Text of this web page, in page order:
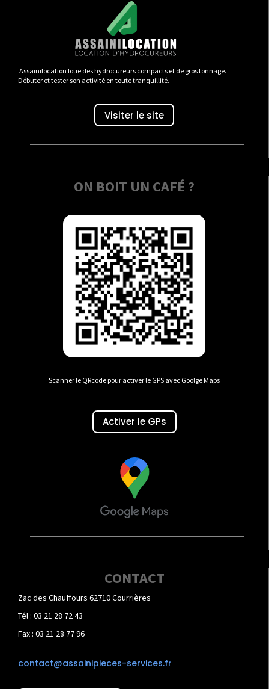
Assainilocation loue des hydrocureurs compacts et de gros tonnage.
Débuter et tester son activité en toute tranquillité.
Visiter le site
ON BOIT UN CAFÉ ?
Scanner le QRcode pour activer le GPS avec Goolge Maps
Activer le GPs
CONTACT
Zac des Chauffours 62710 Courrières
Tél : 03 21 28 72 43
Fax : 03 21 28 77 96
contact@assainipieces-services.fr